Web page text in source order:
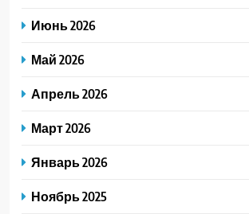
Июнь 2026
Май 2026
Апрель 2026
Март 2026
Январь 2026
Ноябрь 2025